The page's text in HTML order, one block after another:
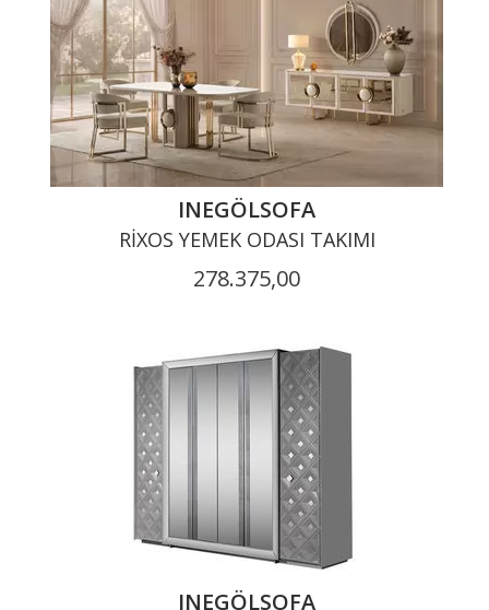
INEGÖLSOFA
RIXOS YEMEK ODASI TAKIMI
278.375,00
INEGÖLSOFA